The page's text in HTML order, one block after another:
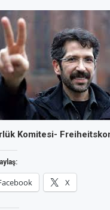
Komitesi-
X